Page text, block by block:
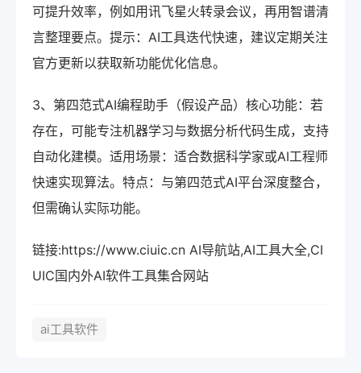
可提升效率，例如用讯飞星火转录会议，再用智谱清
言整理要点。提示：AI工具迭代快速，建议定期关注
官方更新以获取新功能优化信息。
3、第四范式AI编程助手（假设产品）核心功能：若
存在，可能专注机器学习与数据分析代码生成，支持
自动化建模。适用场景：适合数据科学家或AI工程师
快速实现算法。特点：与第四范式AI平台深度整合，
但需确认实际功能。
链接:https://www.ciuic.cn AI导航站,AI工具大全,CI
UIC国内外AI软件工具集合网站
ai工具软件